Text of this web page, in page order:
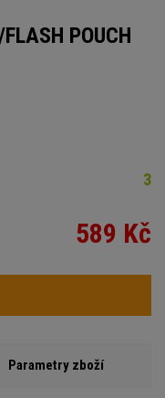
POUCH
3
589 Kč
Parametry zboží